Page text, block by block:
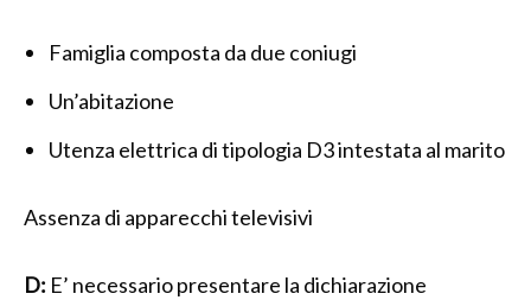
Famiglia composta da due coniugi
Un’abitazione
Utenza elettrica di tipologia D3 intestata al marito
Assenza di apparecchi televisivi
D: E’ necessario presentare la dichiarazione